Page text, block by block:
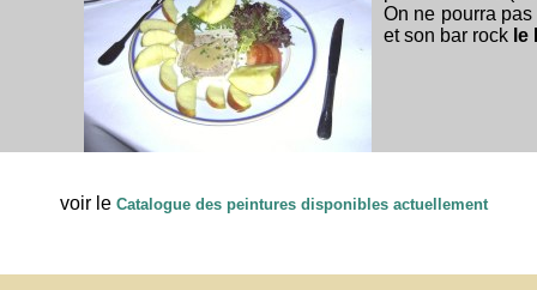
On ne pourra
et son bar rock le
voir le Catalogue des peintures disponibles actuellement